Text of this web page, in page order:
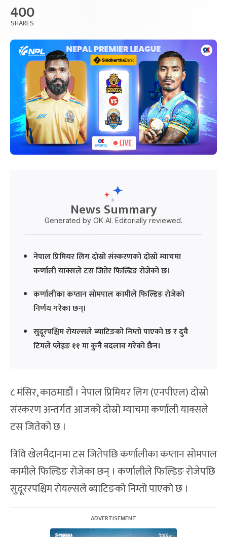
400
SHARES
News Summary
Generated by OK AI. Editorially reviewed.
नेपाल प्रिमियर लिग दोस्रो संस्करणको दोस्रो म्याचमा
कर्णाली याक्सले टस जितेर फिल्डिङ रोजेको छ।
कर्णालीका कप्तान सोमपाल कामीले फिल्डिङ रोजेको
निर्णय गरेका छन्।
सुदूरपश्चिम रोयल्सले ब्याटिङको निम्तो पाएको छ र दुवै
टिमले प्लेइङ ११ मा कुनै बदलाव गरेको छैन।
८ मंसिर, काठमाडौं । नेपाल प्रिमियर लिग (एनपीएल) दोस्रो
संस्करण अन्तर्गत आजको दोस्रो म्याचमा कर्णाली याक्सले
टस जितेको छ ।
त्रिवि खेलमैदानमा टस जितेपछि कर्णालीका कप्तान सोमपाल
कामीले फिल्डिङ रोजेका छन् । कर्णालीले फिल्डिङ रोजेपछि
सुदूररपश्चिम रोयल्सले ब्याटिङको निम्तो पाएको छ ।